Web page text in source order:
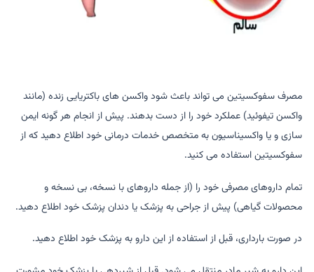
مصرف سفوکسیتین می تواند باعث شود واکسن های باکتریایی زنده (مانند
واکسن تیفوئید) عملکرد خود را از دست بدهند. پیش از انجام هر گونه ایمن
سازی و یا واکسیناسیون به متخصص خدمات درمانی خود اطلاع دهید که از
سفوکسیتین استفاده می کنید.
تمام داروهای مصرفی خود را (از جمله داروهای با نسخه، بی نسخه و
محصولات گیاهی) پیش از جراحی به پزشک یا دندان پزشک خود اطلاع دهید.
در صورت بارداری، قبل از استفاده از این دارو به پزشک خود اطلاع دهید.